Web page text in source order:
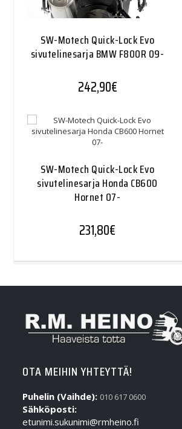
SW-Motech Quick-Lock Evo
sivutelinesarja BMW F800R 09-
242,90€
SW-Motech Quick-Lock Evo
sivutelinesarja Honda CB600
Hornet 07-
231,80€
OTA MEIHIN YHTEYTTÄ!
Puhelin (Vaihde): 010 617 0600
Sähköposti:
etunimi.sukunimi@rmheino.fi